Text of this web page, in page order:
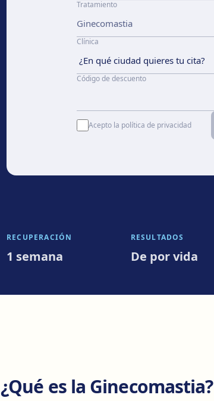
Tratamiento
Clínica
Código de descuento
Acepto la política de privacidad
RECUPERACIÓN
1 semana
RESULTADOS
De por vida
¿Qué es la Ginecomastia?